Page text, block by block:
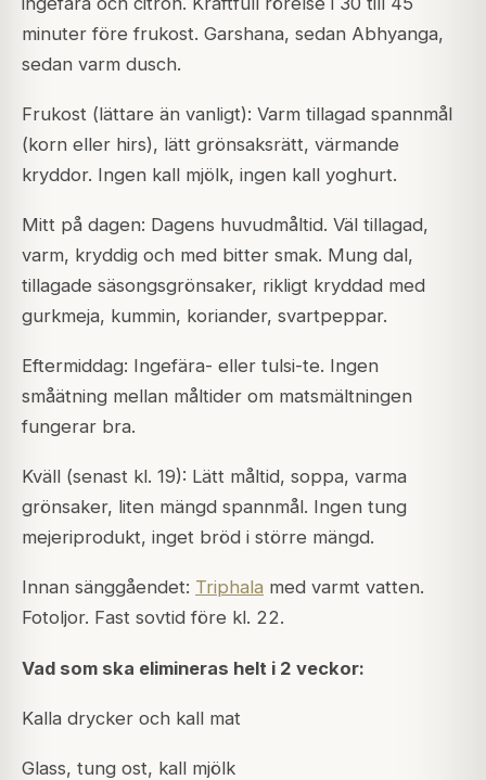
minuter före frukost. Garshana, sedan Abhyanga,
sedan varm dusch.
Frukost (lättare än vanligt): Varm tillagad spannmål
(korn eller hirs), lätt grönsaksrätt, värmande
kryddor. Ingen kall mjölk, ingen kall yoghurt.
Mitt på dagen: Dagens huvudmåltid. Väl tillagad,
varm, kryddig och med bitter smak. Mung dal,
tillagade säsongsgrönsaker, rikligt kryddad med
gurkmeja, kummin, koriander, svartpeppar.
Eftermiddag: Ingefära- eller tulsi-te. Ingen
småätning mellan måltider om matsmältningen
fungerar bra.
Kväll (senast kl. 19): Lätt måltid, soppa, varma
grönsaker, liten mängd spannmål. Ingen tung
mejeriprodukt, inget bröd i större mängd.
Innan sänggåendet: Triphala med varmt vatten.
Fotoljor. Fast sovtid före kl. 22.
Vad som ska elimineras helt i 2 veckor:
Kalla drycker och kall mat
Glass, tung ost, kall mjölk